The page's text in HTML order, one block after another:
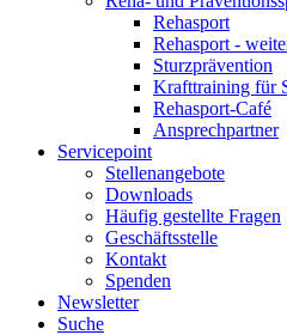
Rehasport
Rehasport -
Sturzprävention
Krafttraining für
Rehasport-Café
Ansprechpartner
Servicepoint
Stellenangebote
Downloads
Häufig gestellte Fragen
Geschäftsstelle
Kontakt
Spenden
Newsletter
Suche